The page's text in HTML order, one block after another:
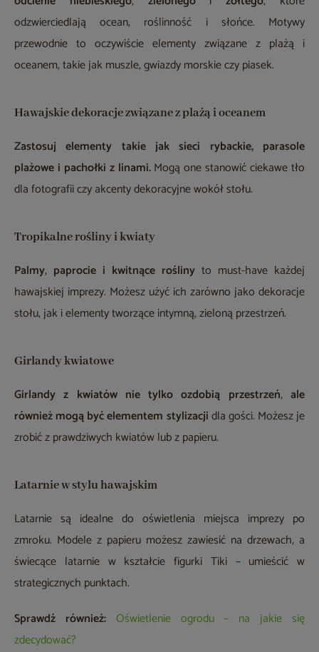
odzwierciedlają ocean, roślinność i słońce. Motywy
przewodnie to oczywiście elementy związane z plażą i
oceanem, takie jak muszle, gwiazdy morskie czy piasek.
Hawajskie dekoracje związane z plażą i oceanem
Zastosuj elementy takie jak sieci rybackie, parasole
plażowe i pachołki z linami.Mogą one stanowić ciekawe tło
dla fotografii czy akcenty dekoracyjne wokół stołu.
Tropikalne rośliny i kwiaty
Palmy, paprocie i kwitnące rośliny to must-have każdej
hawajskiej imprezy. Możesz użyć ich zarówno jako dekoracje
stołu, jak i elementy tworzące intymną, zieloną przestrzeń.
Girlandy kwiatowe
Girlandy z kwiatów nie tylko ozdobią przestrzeń, ale
również mogą być elementem stylizacjidla gości. Możesz je
zrobić z prawdziwych kwiatów lub z papieru.
Latarnie w stylu hawajskim
Latarnie są idealne do oświetlenia miejsca imprezy po
zmroku. Modele z papieru możesz zawiesić na drzewach, a
świecące latarnie w kształcie figurki Tiki – umieścić w
strategicznych punktach.
Sprawdź również: Oświetlenie ogrodu– na jakie się
zdecydować?